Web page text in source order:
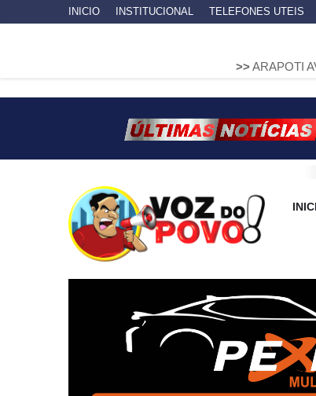
INICIO INSTITUCIONAL TELEFONES UTEIS
ARAPOTI AVANÇA NA